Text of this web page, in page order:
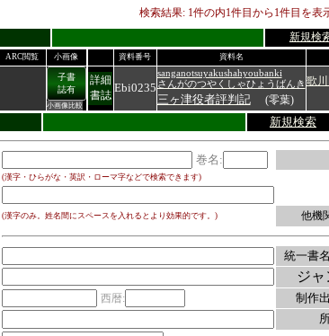
検索結果: 1件の内1件目から 1件目を表
新規検
ARC閲覧 小画像 資料番号 資料名
子書
誌有
小画像比較
詳細
書誌
Ebi0235
sanganotsuyakushahyoubanki
さんがのつやくしゃひょうばんき
三ヶ津役者評判記 (零葉)
歌
新規検索
巻名:
(漢字・ひらがな・英訳・ローマ字などで検索できます)
(漢字のみ。姓名間にスペースを入れるとより効果的です。) 他機
統一書
ジャ
西暦: 制作